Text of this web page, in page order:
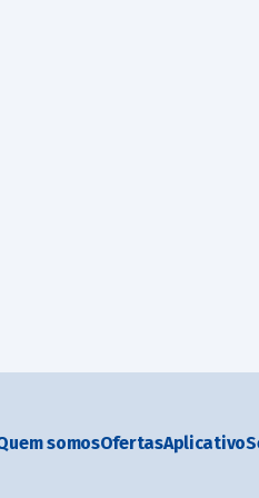
somosOfertasAplicativo